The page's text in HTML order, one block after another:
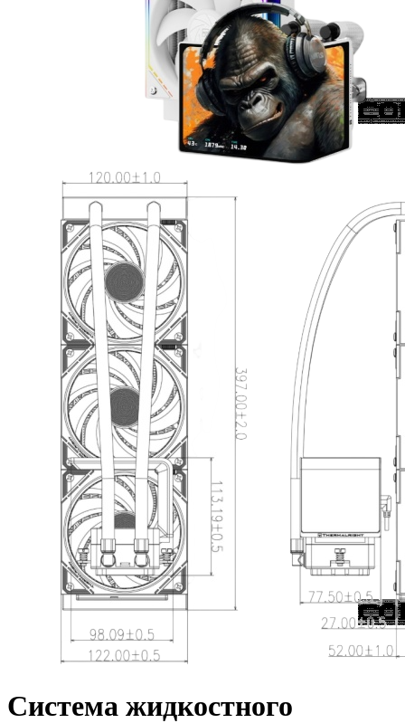
Система жидкостного